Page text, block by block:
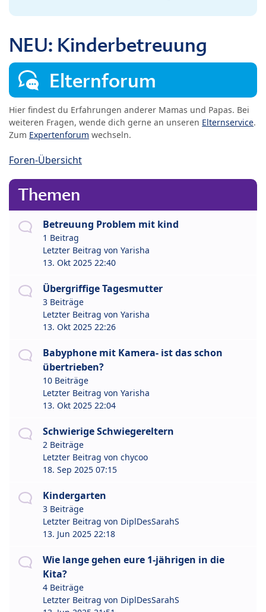
NEU: Kinderbetreuung
Elternforum
Hier findest du Erfahrungen anderer Mamas und Papas. Bei
weiteren Fragen, wende dich gerne an unseren Elternservice.
Zum Expertenforum wechseln.
Foren-Übersicht
Themen
Betreuung Problem mit kind
1 Beitrag
Letzter Beitrag von Yarisha
13. Okt 2025 22:40
Übergriffige Tagesmutter
3 Beiträge
Letzter Beitrag von Yarisha
13. Okt 2025 22:26
Babyphone mit Kamera- ist das schon
übertrieben?
10 Beiträge
Letzter Beitrag von Yarisha
13. Okt 2025 22:04
Schwierige Schwiegereltern
2 Beiträge
Letzter Beitrag von chycoo
18. Sep 2025 07:15
Kindergarten
3 Beiträge
Letzter Beitrag von DiplDesSarahS
13. Jun 2025 22:18
Wie lange gehen eure 1-jährigen in die
Kita?
4 Beiträge
Letzter Beitrag von DiplDesSarahS